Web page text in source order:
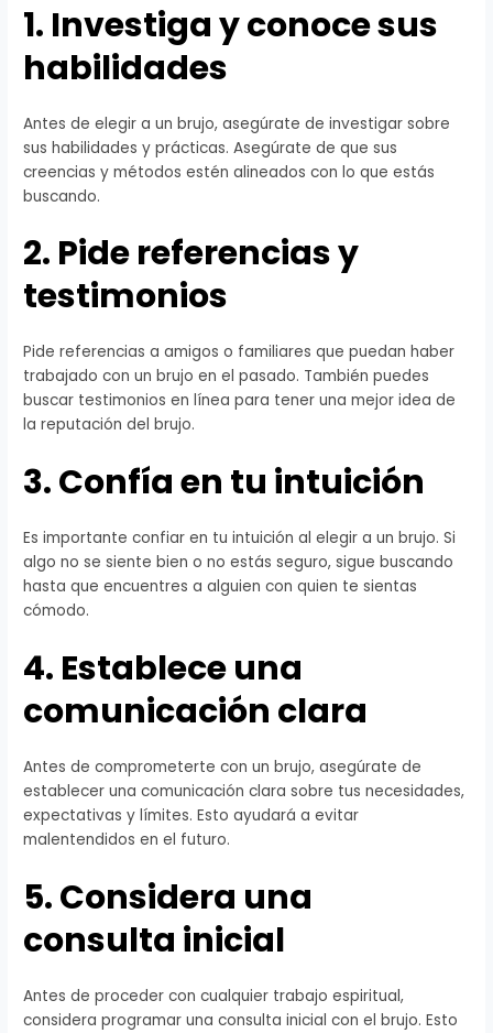
1. Investiga y conoce sus
habilidades
Antes de elegir a un brujo, asegúrate de investigar sobre
sus habilidades y prácticas. Asegúrate de que sus
creencias y métodos estén alineados con lo que estás
buscando.
2. Pide referencias y
testimonios
Pide referencias a amigos o familiares que puedan haber
trabajado con un brujo en el pasado. También puedes
buscar testimonios en línea para tener una mejor idea de
la reputación del brujo.
3. Confía en tu intuición
Es importante confiar en tu intuición al elegir a un brujo. Si
algo no se siente bien o no estás seguro, sigue buscando
hasta que encuentres a alguien con quien te sientas
cómodo.
4. Establece una
comunicación clara
Antes de comprometerte con un brujo, asegúrate de
establecer una comunicación clara sobre tus necesidades,
expectativas y límites. Esto ayudará a evitar
malentendidos en el futuro.
5. Considera una
consulta inicial
Antes de proceder con cualquier trabajo espiritual,
considera programar una consulta inicial con el brujo. Esto